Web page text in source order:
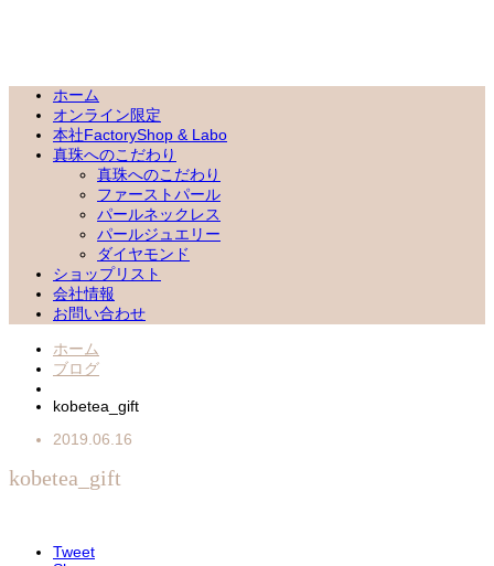
ホーム
オンライン限定
本社FactoryShop & Labo
真珠へのこだわり
真珠へのこだわり
ファーストパール
パールネックレス
パールジュエリー
ダイヤモンド
ショップリスト
会社情報
お問い合わせ
ホーム
ブログ
kobetea_gift
2019.06.16
kobetea_gift
Tweet